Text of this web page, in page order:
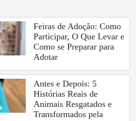
Feiras de Adoção: Como
Participar, O Que Levar e
Como se Preparar para
Adotar
Antes e Depois: 5
Histórias Reais de
Animais Resgatados e
Transformados pela